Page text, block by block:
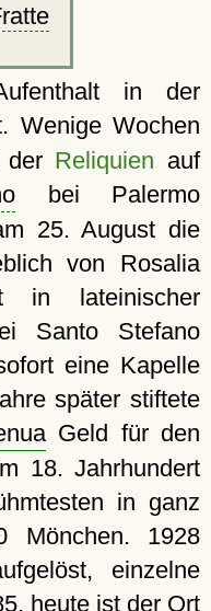
in der
Wenige Wochen
der Reliquien auf
bei Palermo
25. August die
von Rosalia
in lateinischer
Santo Stefano
eine Kapelle
später stiftete
Geld für den
18. Jahrhundert
in ganz
Mönchen. 1928
einzelne
heute ist der Ort